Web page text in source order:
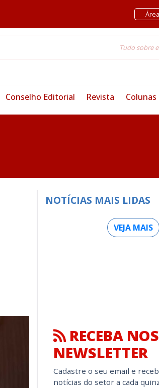
Conselho Editorial Revista Colunas
NOTÍCIAS MAIS LIDAS
VEJA MAIS
RECEBA
NEWSLETTER
Cadastre o seu email e
notícias do setor a cada